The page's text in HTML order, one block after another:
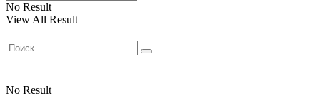
No Result
View All Result
No Result